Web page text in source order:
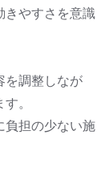
きやすさを意識
を調整しなが
。
負担の少ない施